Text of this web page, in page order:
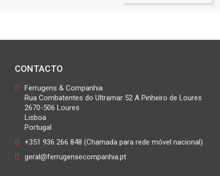
CONTACTO
Ferrugens & Companhia
Rua Combatentes do Ultramar 52 A Pinheiro de Loures
2670-506 Loures
Lisboa
Portugal
+351 936 266 848 (Chamada para rede móvel nacional)
geral@ferrugensecompanhia.pt